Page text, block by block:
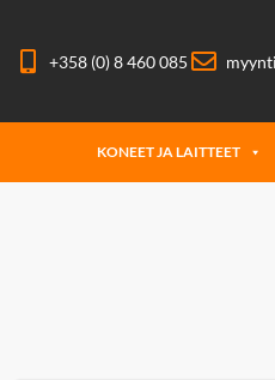
+358 (0) 8 460 085
KONEET JA LAITTEET